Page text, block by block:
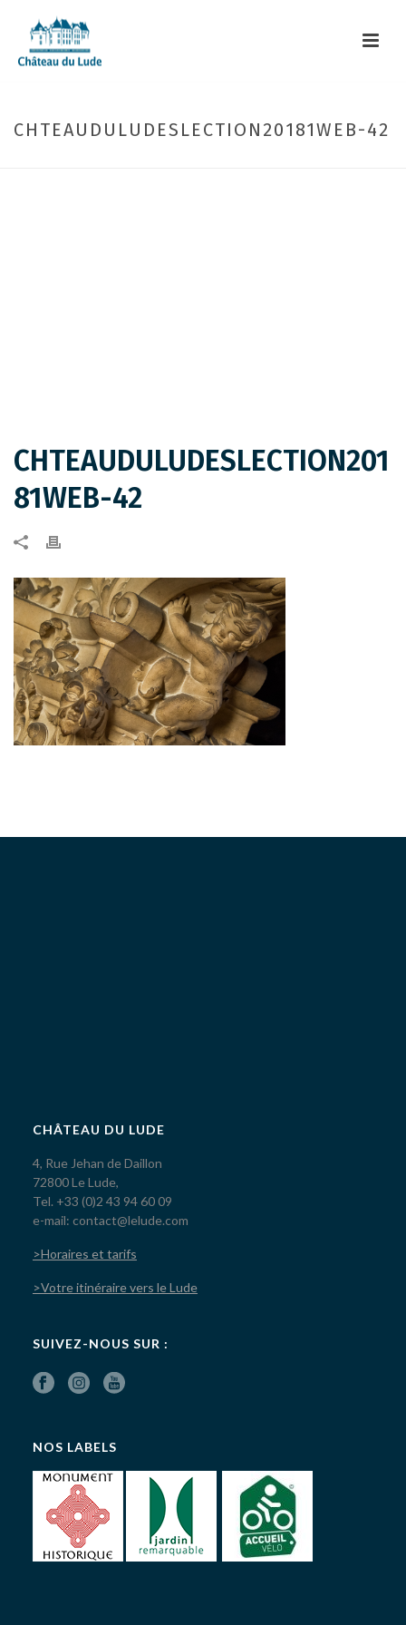
CHTEAUDULUDESLECTION20181WEB-42
CHTEAUDULUDESLECTION201
81WEB-42
CHÂTEAU DU LUDE
4, Rue Jehan de Daillon
72800 Le Lude,
Tel. +33 (0)2 43 94 60 09
e-mail: contact@lelude.com
>Horaires et tarifs
>Votre itinéraire vers le Lude
SUIVEZ-NOUS SUR :
NOS LABELS